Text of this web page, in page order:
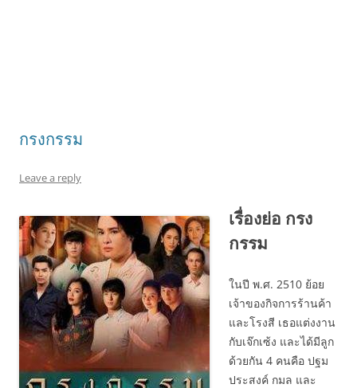
กรงกรรม
Leave a reply
เรื่องย่อ กรง
กรรม
ในปี พ.ศ. 2510 ย้อย
เจ้าของกิจการร้านค้า
และโรงสี เธอแต่งงาน
กับเจ๊กเซ้ง และได้มีลูก
ด้วยกัน 4 คนคือ ปฐม
ประสงค์ กมล และ